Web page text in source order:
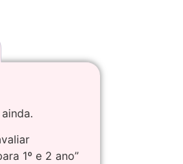
1º e 2 ano”